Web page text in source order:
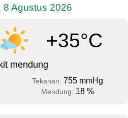
8 Agustus 2026
+35°C
mendung
Tekanan: 755 mmHg
Mendung: 18 %